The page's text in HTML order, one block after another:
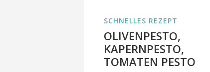
SCHNELLES REZEPT
OLIVENPESTO,
KAPERNPESTO,
TOMATEN PESTO